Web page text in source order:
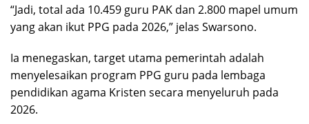
“Jadi, total ada 10.459 guru PAK dan 2.800 mapel umum
yang akan ikut PPG pada 2026,” jelas Swarsono.
Ia menegaskan, target utama pemerintah adalah
menyelesaikan program PPG guru pada lembaga
pendidikan agama Kristen secara menyeluruh pada
2026.